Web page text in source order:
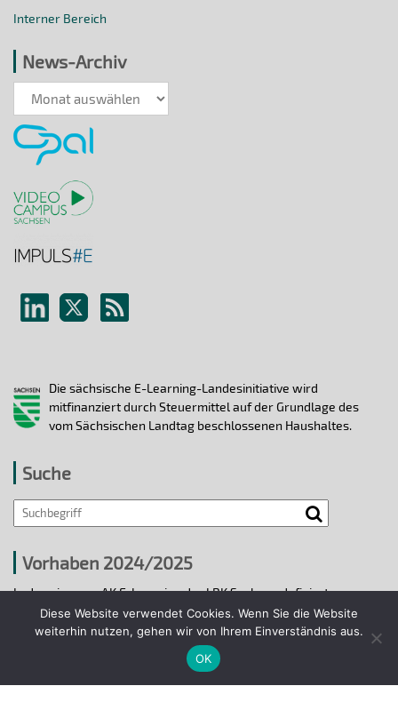
Interner Bereich
News-Archiv
News-
Archiv
Die sächsische E-Learning-Landesinitiative wird
mitfinanziert durch Steuermittel auf der Grundlage des
vom Sächsischen Landtag beschlossenen Haushaltes.
Suche
Vorhaben 2024/2025
In den vier vom AK E-Learning der LRK Sachsen definierten
strategischen Handlungsfeldern 2024/25 wurden bis 31.12.2025
ausgewählte E-Learning-Hochschulvorhaben durchgeführt.
Diese Website verwendet Cookies. Wenn Sie die Website
weiterhin nutzen, gehen wir von Ihrem Einverständnis aus.
OK